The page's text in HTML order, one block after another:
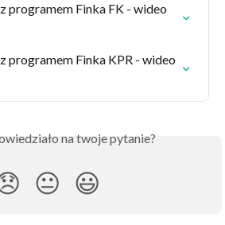
programem Finka FK - wideo
programem Finka KPR - wideo
na twoje pytanie?
😐 😃